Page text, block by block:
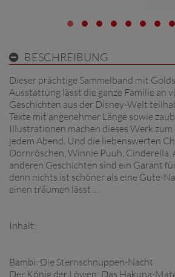
BESCHREIBUNG
Dieser prächtige Sammelband mit
Ausstattung lässt die ganze Familie an
Geschichten aus der Disney-Welt
Texte mit angenehmer Länge sowie
Illustrationen machen dieses Werk
jedem Abend. Und die liebenswerten
Dornröschen, Winnie Puuh, Cinderella,
anderen Geschichten sind ein Garant
denn nichts ist schöner als eine Gute-
einen träumen lässt ...
Inhalt:
Bambi: Die Sternschnuppen-Nacht
Der König der Löwen: Das Hakuna-